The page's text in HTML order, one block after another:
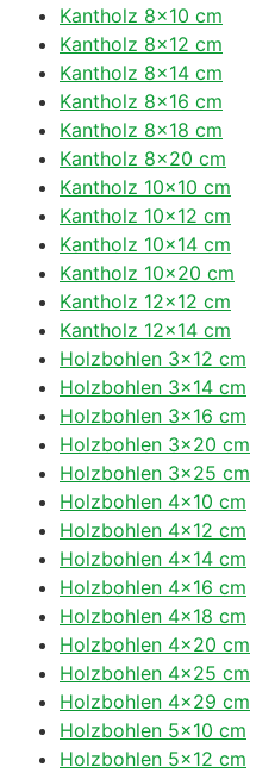
Kantholz 8×10 cm
Kantholz 8×12 cm
Kantholz 8×14 cm
Kantholz 8×16 cm
Kantholz 8×18 cm
Kantholz 8×20 cm
Kantholz 10×10 cm
Kantholz 10×12 cm
Kantholz 10×14 cm
Kantholz 10×20 cm
Kantholz 12×12 cm
Kantholz 12×14 cm
Holzbohlen 3×12 cm
Holzbohlen 3×14 cm
Holzbohlen 3×16 cm
Holzbohlen 3×20 cm
Holzbohlen 3×25 cm
Holzbohlen 4×10 cm
Holzbohlen 4×12 cm
Holzbohlen 4×14 cm
Holzbohlen 4×16 cm
Holzbohlen 4×18 cm
Holzbohlen 4×20 cm
Holzbohlen 4×25 cm
Holzbohlen 4×29 cm
Holzbohlen 5×10 cm
Holzbohlen 5×12 cm